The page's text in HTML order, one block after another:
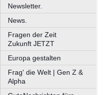
Newsletter.
News.
Fragen der Zeit
Zukunft JETZT
Europa gestalten
Frag' die Welt | Gen Z &
Alpha